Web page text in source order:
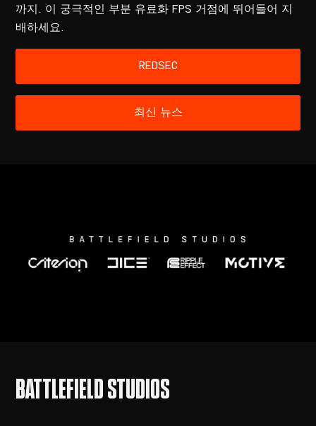
까지. 이 궁극적인 부분 유료화 FPS 거점에 뛰어들어 지
배하세요.